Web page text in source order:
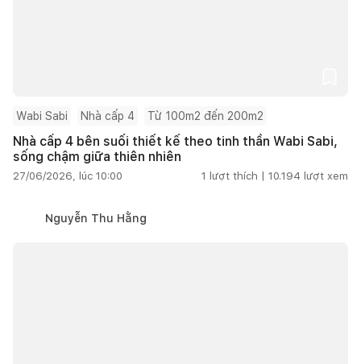
Wabi Sabi Nhà cấp 4 Từ 100m2 đến 200m2
Nhà cấp 4 bên suối thiết kế theo tinh thần Wabi Sabi,
sống chậm giữa thiên nhiên
27/06/2026, lúc 10:00 1 lượt thích | 10.194 lượt xem
Nguyễn Thu Hằng